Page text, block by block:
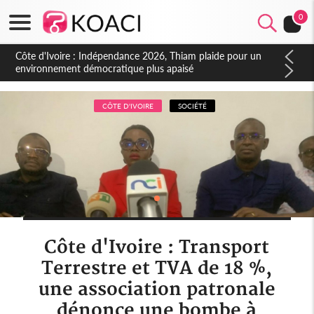
0
Côte d'Ivoire : Concours INFAS 2026, les convocations
seront disponibles à compter du samedi
CÔTE D'IVOIRE SOCIÉTÉ
Côte d'Ivoire : Transport
Terrestre et TVA de 18 %,
une association patronale